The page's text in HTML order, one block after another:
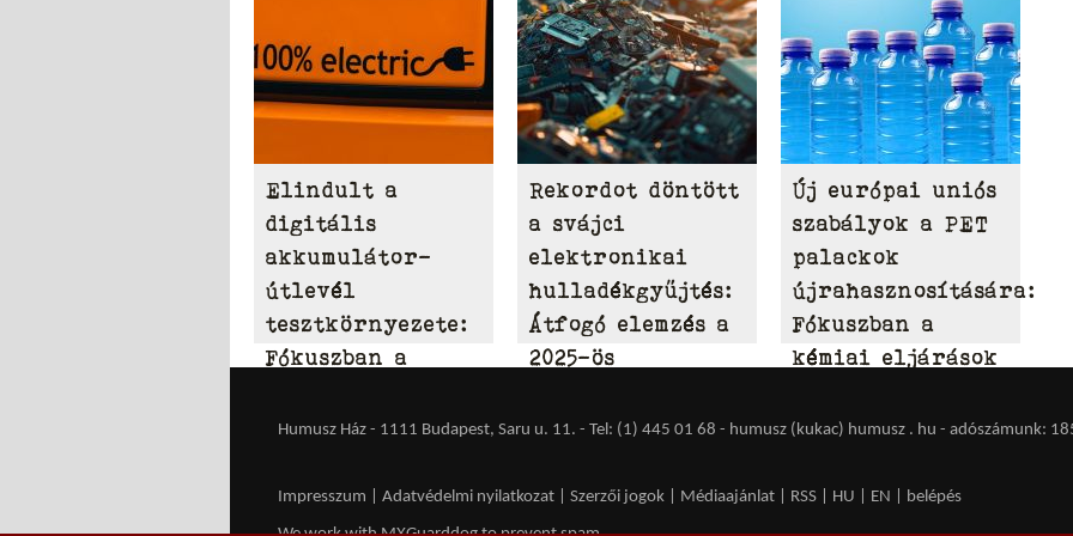
Elindult a
digitális
akkumulátor-
útlevél
tesztkörnyezete:
Fókuszban a
bevezetés
Rekordot döntött
a svájci
elektronikai
hulladékgyűjtés:
Átfogó elemzés a
2025-ös
Új európai uniós
szabályok a PET
palackok
újrahasznosítására:
Fókuszban a
kémiai eljárások
átláthatóság
Humusz Ház - 1111 Budapest, Saru u. 11. - Tel: (1) 445 01 68 - humusz (kukac) humusz . hu - adószámunk:
Impresszum Adatvédelmi nyilatkozat Szerzői jogok Médiaajánlat RSS HU EN belépés